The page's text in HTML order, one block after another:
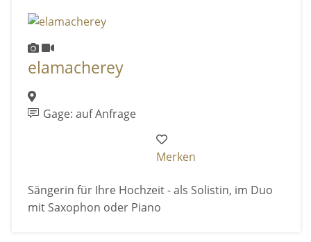
elamacherey
Gage: auf Anfrage
Merken
Sängerin für Ihre Hochzeit - als Solistin, im Duo
mit Saxophon oder Piano